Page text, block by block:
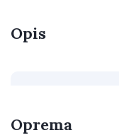
Opis
Oprema